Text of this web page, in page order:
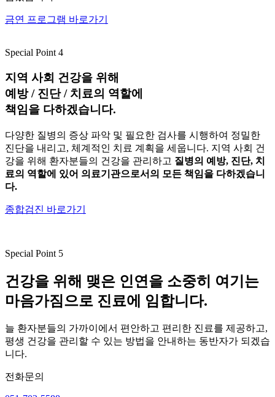
금연 프로그램 바로가기
Special Point 4
지역 사회 건강을 위해
예방 / 진단 / 치료의 역할에
책임을 다하겠습니다.
다양한 질병의 증상 파악 및 필요한 검사를 시행하여 정밀한
진단을 내리고, 체계적인 치료 계획을 세웁니다. 지역 사회 건
강을 위해 환자분들의 건강을 관리하고 질병의 예방, 진단, 치
료의 역할에 있어 의료기관으로서의 모든 책임을 다하겠습니
다.
종합검진 바로가기
Special Point 5
건강을 위해 맺은 인연을 소중히 여기는
마음가짐으로 진료에 임합니다.
늘 환자분들의 가까이에서 편안하고 편리한 진료를 제공하고,
평생 건강을 관리할 수 있는 방법을 안내하는 동반자가 되겠습
니다.
전화문의